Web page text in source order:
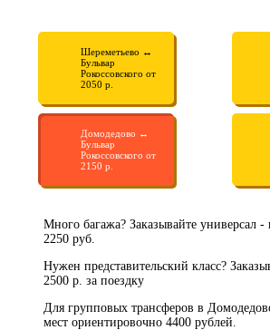
Шереметьево ↔
Бульвар
Рокоссовского от
2050 р.
Домодедово ↔
Бульвар
Рокоссовского от
2150 р.
Много багажа? Заказывайте универсал
2250 руб.
Нужен представительский класс?
2500 р. за поездку
Для групповых трансферов в
мест ориентировочно 4400 рублей.